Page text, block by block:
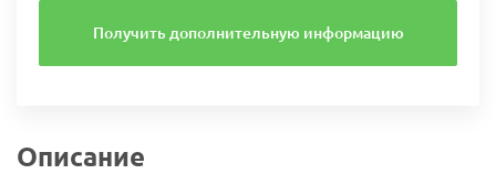
Получить дополнительную информацию
Описание